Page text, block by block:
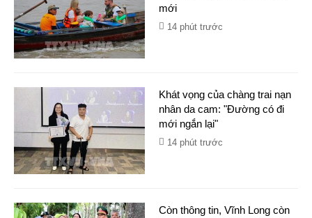
mới
14 phút trước
Khát vọng của chàng trai nạn
nhân da cam: "Đường có đi
mới ngắn lại"
14 phút trước
Còn thông tin, Vĩnh Long còn